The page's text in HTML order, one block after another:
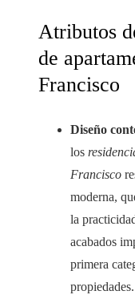
Atributos
de
Francisco
Diseño
los
Francisco
moderna,
la
acabados
primera
propiedades.